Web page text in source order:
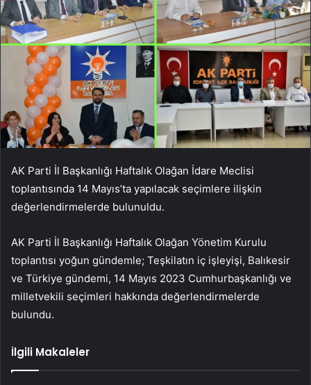
AK Parti İl Başkanlığı Haftalık Olağan İdare Meclisi
toplantısında 14 Mayıs’ta yapılacak seçimlere ilişkin
değerlendirmelerde bulunuldu.
AK Parti İl Başkanlığı Haftalık Olağan Yönetim Kurulu
toplantısı yoğun gündemle; Teşkilatın iç işleyişi, Balıkesir
ve Türkiye gündemi, 14 Mayıs 2023 Cumhurbaşkanlığı ve
milletvekili seçimleri hakkında değerlendirmelerde
bulundu.
İlgili Makaleler